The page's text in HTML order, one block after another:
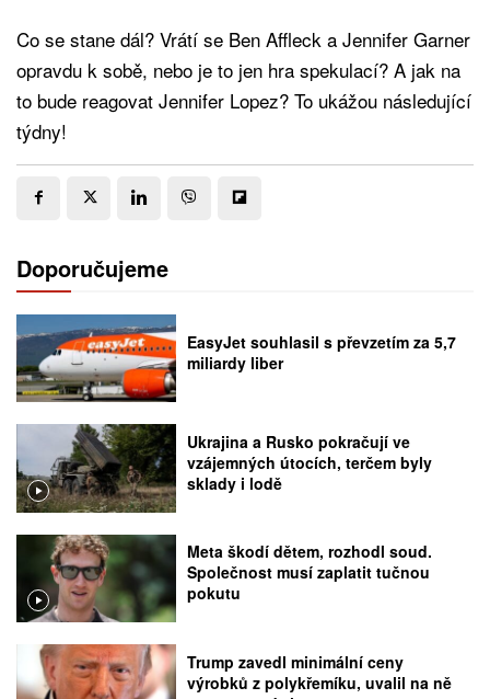
Co se stane dál? Vrátí se Ben Affleck a Jennifer Garner
opravdu k sobě, nebo je to jen hra spekulací? A jak na
to bude reagovat Jennifer Lopez? To ukážou následující
týdny!
Doporučujeme
EasyJet souhlasil s převzetím za 5,7
miliardy liber
Ukrajina a Rusko pokračují ve
vzájemných útocích, terčem byly
sklady i lodě
Meta škodí dětem, rozhodl soud.
Společnost musí zaplatit tučnou
pokutu
Trump zavedl minimální ceny
výrobků z polykřemíku, uvalil na ně